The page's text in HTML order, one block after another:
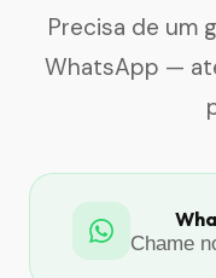
Precisa de um
WhatsApp —
Chame